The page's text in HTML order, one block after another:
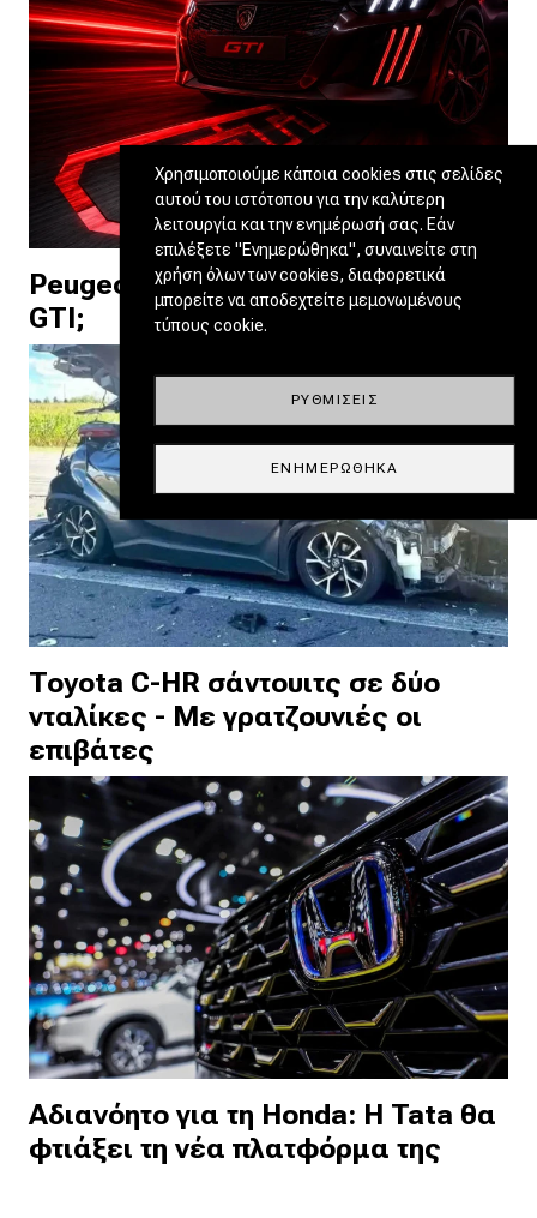
Peugeot: Ξαναβάζει βενζίνη στα
GTI;
Toyota C-HR σάντουιτς σε δύο
νταλίκες - Με γρατζουνιές οι
επιβάτες
Αδιανόητο για τη Honda: Η Tata θα
φτιάξει τη νέα πλατφόρμα της
Χρησιμοποιούμε κάποια cookies στις σελίδες
αυτού του ιστότοπου για την καλύτερη
λειτουργία και την ενημέρωσή σας. Εάν
επιλέξετε "Ενημερώθηκα", συναινείτε στη
χρήση όλων των cookies, διαφορετικά
μπορείτε να αποδεχτείτε μεμονωμένους
τύπους cookie.
ΡΥΘΜΊΣΕΙΣ
ΕΝΗΜΕΡΏΘΗΚΑ